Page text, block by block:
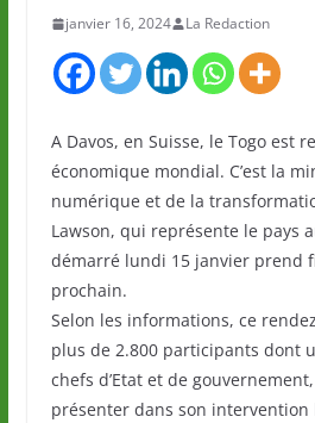
janvier 16, 2024 La Redaction
A Davos, en Suisse, le Togo est
économique mondial. C’est la
numérique et de la
Lawson, qui représente le pays
démarré lundi 15 janvier prend
prochain.
Selon les informations, ce
plus de 2.800 participants dont
chefs d’Etat et de
présenter dans son intervention